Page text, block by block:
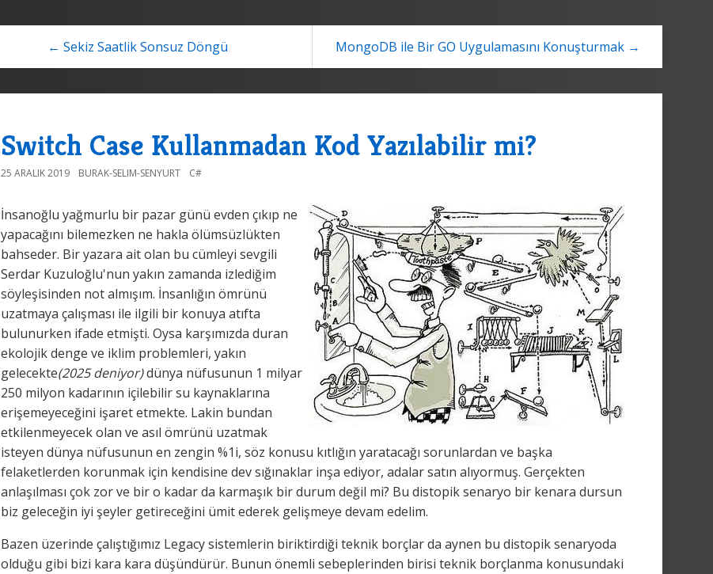
← Sekiz Saatlik Sonsuz Döngü MongoDB ile Bir GO Uygulamasını Konuşturmak →
Switch Case Kullanmadan Kod Yazılabilir mi?
25 ARALIK 2019 BURAK-SELIM-SENYURT C#
İnsanoğlu yağmurlu bir pazar günü evden çıkıp ne
yapacağını bilemezken ne hakla ölümsüzlükten
bahseder. Bir yazara ait olan bu cümleyi sevgili
Serdar Kuzuloğlu'nun yakın zamanda izlediğim
söyleşisinden not almışım. İnsanlığın ömrünü
uzatmaya çalışması ile ilgili bir konuya atıfta
bulunurken ifade etmişti. Oysa karşımızda duran
ekolojik denge ve iklim problemleri, yakın
gelecekte(2025 deniyor)dünya nüfusunun 1 milyar
250 milyon kadarının içilebilir su kaynaklarına
erişemeyeceğini işaret etmekte. Lakin bundan
etkilenmeyecek olan ve asıl ömrünü uzatmak
isteyen dünya nüfusunun en zengin %1i, söz konusu kıtlığın yaratacağı sorunlardan ve başka
felaketlerden korunmak için kendisine dev sığınaklar inşa ediyor, adalar satın alıyormuş. Gerçekten
anlaşılması çok zor ve bir o kadar da karmaşık bir durum değil mi? Bu distopik senaryo bir kenara dursun
biz geleceğin iyi şeyler getireceğini ümit ederek gelişmeye devam edelim.
Bazen üzerinde çalıştığımız Legacy sistemlerin biriktirdiği teknik borçlar da aynen bu distopik senaryoda
olduğu gibi bizi kara kara düşündürür. Bunun önemli sebeplerinden birisi teknik borçlanma konusundaki